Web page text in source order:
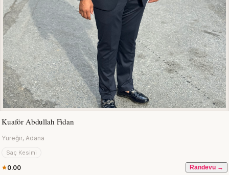
Kuaför Abdullah Fidan
Yüreğir, Adana
Saç Kesimi
0.00 Randevu →